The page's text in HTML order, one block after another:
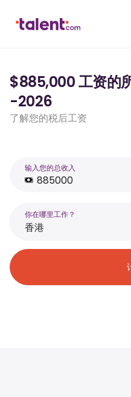
$885,000 工资的
-2026
了解您的税后工资
输入您的总收入
你在哪里工作？
香港